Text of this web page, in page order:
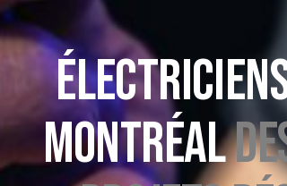
Montréal